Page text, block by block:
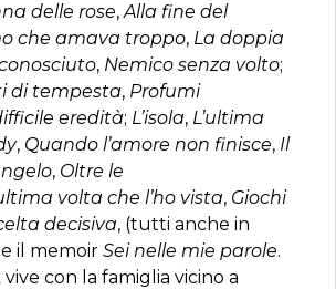
delle rose,Alla fine del
che amava troppo, La doppia
, Nemico senza volto;
di tempesta, Profumi
eredità; L’isola, L’ultima
, Quando l’amore non finisce, Il
, Oltre le
vol­ta che l’ho vista, Giochi
decisiva, (tutti anche in
il memoir Sei nelle mie pa­role.
con la famiglia vicino a